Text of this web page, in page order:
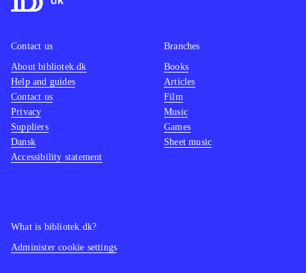
og er et kvalificeret alternativ
denne legendariske PS2 klassiker i
visuel forbedret udgave eller om man
er helt grøn, er spiloplevelsen i top,
og der er flere timers underholdning i
kamp med sine venner eller one-
player
What is bibliotek.dk?
Administer cookie settings
Contact us
About bibliotek.dk
Help and guides
Contact us
Privacy
Suppliers
Dansk
Accessibility statement
Branches
Books
Articles
Film
Music
Games
Sheet music